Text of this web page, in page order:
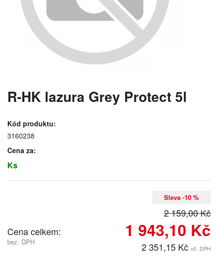
R-HK lazura Grey Protect 5l
Kód produktu:
3160238
Cena za:
Ks
Sleva -10 %
2 159,00 Kč
Cena celkem:
bez. DPH
1 943,10 Kč
2 351,15 Kč vč. DPH